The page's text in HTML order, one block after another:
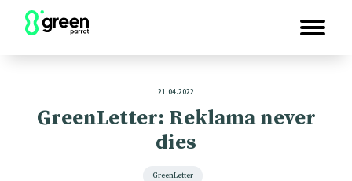
21.04.2022
GreenLetter: Reklama never
dies
GreenLetter